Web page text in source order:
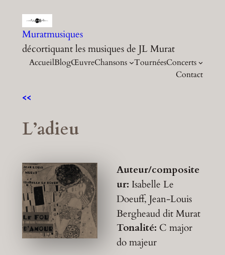
contenu
Muratmusiques
décortiquant les musiques de JL Murat
AccueilBlogŒuvreChansons TournéesConcerts
Contact
<<
L’adieu
Auteur/composite
ur: Isabelle Le
Doeuff, Jean-Louis
Bergheaud dit Murat
Tonalité: C major
do majeur